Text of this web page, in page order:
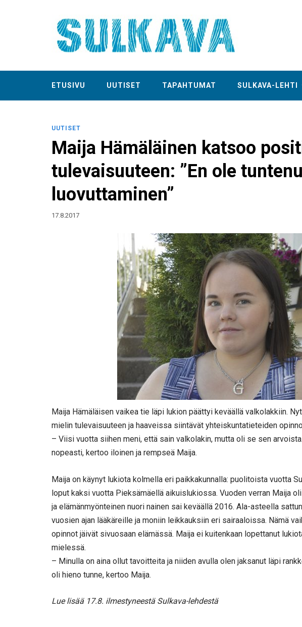
ETUSIVU UUTISET TAPAHTUMAT SULKAVA-LEHTI
UUTISET
Maija Hämäläinen katsoo
tulevaisuuteen: ”En ole
luovuttaminen”
17.8.2017
Maija Hämäläisen vaikea tie läpi lukion päättyi keväällä valkolakkiin.
mielin tulevaisuuteen ja haaveissa siintävät yhteiskuntatieteiden
– Viisi vuotta siihen meni, että sain valkolakin, mutta oli se sen
nopeasti, kertoo iloinen ja rempseä Maija.
Maija on käynyt lukiota kolmella eri paikkakunnalla: puolitoista vuotta
loput kaksi vuotta Pieksämäellä aikuislukiossa. Vuoden verran Maija
ja elämänmyönteinen nuori nainen sai keväällä 2016. Ala-asteella
vuosien ajan lääkäreille ja moniin leikkauksiin eri sairaaloissa. Nämä
opinnot jäivät sivuosaan elämässä. Maija ei kuitenkaan lopettanut
mielessä.
– Minulla on aina ollut tavoitteita ja niiden avulla olen jaksanut läpi
oli hieno tunne, kertoo Maija.
Lue lisää 17.8. ilmestyneestä Sulkava-lehdestä